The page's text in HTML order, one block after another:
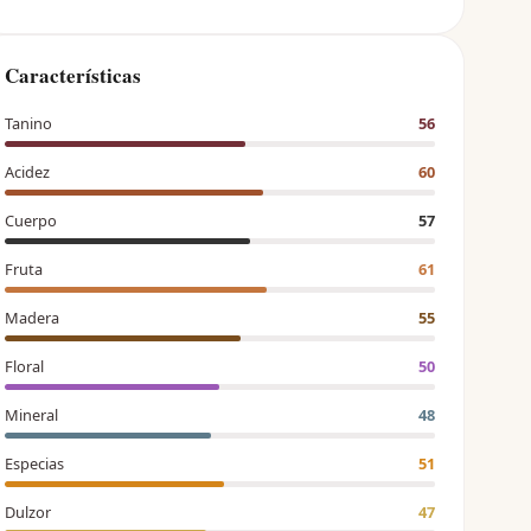
Características
Tanino 56
Acidez 60
Cuerpo 57
Fruta 61
Madera 55
Floral 50
Mineral 48
Especias 51
Dulzor 47